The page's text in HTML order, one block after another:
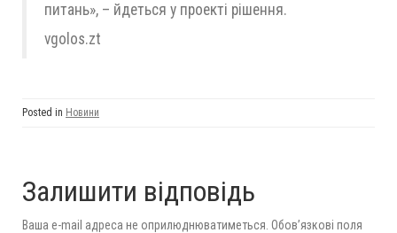
питань», – йдеться у проекті рішення.
vgolos.zt
Posted in Новини
Залишити відповідь
Ваша e-mail адреса не оприлюднюватиметься. Обов’язкові поля